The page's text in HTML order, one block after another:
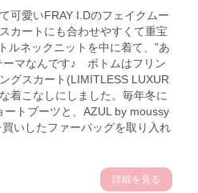
可愛いFRAY I.Dのフェイクムー
カートにも合わせやすくて重宝
ネックニットを中に着て、”あ
ーマなんです♪ ボトムはフリン
グスカート(LIMITLESS LUXUR
着こなしにしました。毎年冬に
トブーツと、AZUL by moussy
いしたファーバッグを取り入れ
詳細を見る